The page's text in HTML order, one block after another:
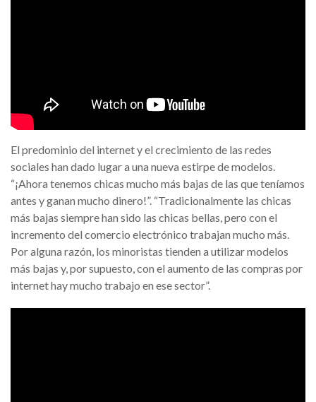
El predominio del internet y el crecimiento de las redes
sociales han dado lugar a una nueva estirpe de modelos.
“¡Ahora tenemos chicas mucho más bajas de las que teníamos
antes y ganan mucho dinero!”. “Tradicionalmente las chicas
más bajas siempre han sido las chicas bellas, pero con el
incremento del comercio electrónico trabajan mucho más.
Por alguna razón, los minoristas tienden a utilizar modelos
más bajas y, por supuesto, con el aumento de las compras por
internet hay mucho trabajo en ese sector”.